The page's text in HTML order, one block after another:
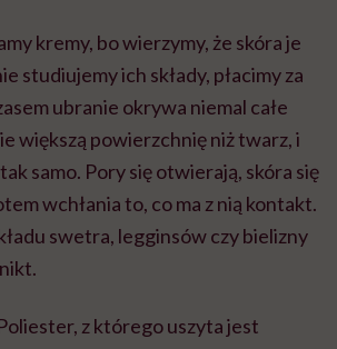
kremy, bo wierzymy, że skóra je
studiujemy ich składy, płacimy za
ubranie okrywa niemal całe
większą powierzchnię niż twarz, i
samo. Pory się otwierają, skóra się
wchłania to, co ma z nią kontakt.
swetra, legginsów czy bielizny
z którego uszyta jest